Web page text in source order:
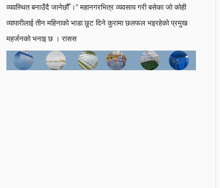
व्यवस्थित बनाउँदै जानेछौँ ।” महानगरभित्र व्यवसाय गरी बसेका जो कोही
व्यापारीलाई तीन महिनाको भाडा छुट दिने कुरामा छलफल भइरहेको प्रमुख
महर्जनको भनाइ छ । रासस